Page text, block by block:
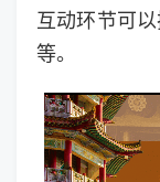
互动环节可
等。